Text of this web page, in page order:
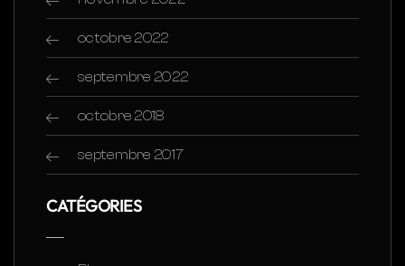
octobre 2022
septembre 2022
octobre 2018
septembre 2017
CATÉGORIES